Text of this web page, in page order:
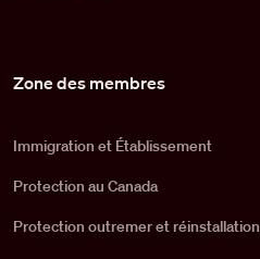
Zone des membres
Immigration et Établissement
Protection au Canada
Protection outremer et réinstallation